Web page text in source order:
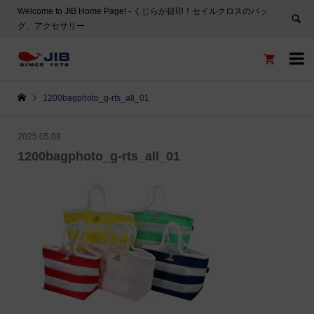
Welcome to JIB Home Page! ‐ くじらが目印！セイルクロスのバッ
グ、アクセサリー


1200bagphoto_g-rts_all_01
2025.05.08
1200bagphoto_g-rts_all_01